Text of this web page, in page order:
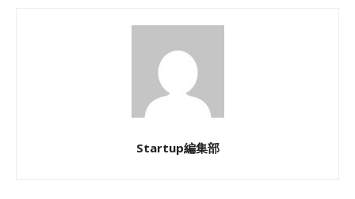
Startup編集部